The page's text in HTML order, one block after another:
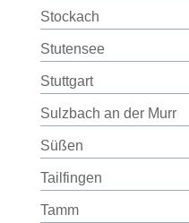
Stockach
Stutensee
Stuttgart
Sulzbach an der Murr
Süßen
Tailfingen
Tamm